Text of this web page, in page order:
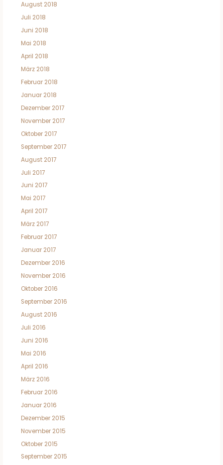
August 2018
Juli 2018
Juni 2018
Mai 2018
April 2018
März 2018
Februar 2018
Januar 2018
Dezember 2017
November 2017
Oktober 2017
September 2017
August 2017
Juli 2017
Juni 2017
Mai 2017
April 2017
März 2017
Februar 2017
Januar 2017
Dezember 2016
November 2016
Oktober 2016
September 2016
August 2016
Juli 2016
Juni 2016
Mai 2016
April 2016
März 2016
Februar 2016
Januar 2016
Dezember 2015
November 2015
Oktober 2015
September 2015